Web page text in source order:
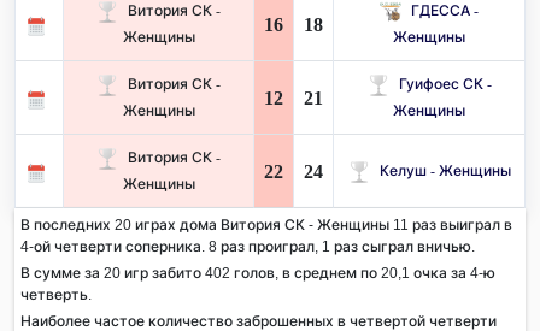
Витория СК -
Женщины
16 18
ГДЕССА -
Женщины
Витория СК -
Женщины
12 21
Гуифоес СК -
Женщины
Витория СК -
Женщины
22 24 Келуш - Женщины
В последних 20 играх дома Витория СК - Женщины 11 раз выиграл в
4-ой четверти соперника. 8 раз проиграл, 1 раз сыграл вничью.
В сумме за 20 игр забито 402 голов, в среднем по 20,1 очка за 4-ю
четверть.
Наиболее частое количество заброшенных в четвертой четверти